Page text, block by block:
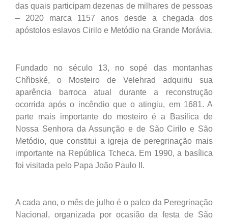
das quais participam dezenas de milhares de pessoas
– 2020 marca 1157 anos desde a chegada dos
apóstolos eslavos Cirilo e Metódio na Grande Morávia.
Fundado no século 13, no sopé das montanhas
Chřibské, o Mosteiro de Velehrad adquiriu sua
aparência barroca atual durante a reconstrução
ocorrida após o incêndio que o atingiu, em 1681. A
parte mais importante do mosteiro é a Basílica de
Nossa Senhora da Assunção e de São Cirilo e São
Metódio, que constitui a igreja de peregrinação mais
importante na República Tcheca. Em 1990, a basílica
foi visitada pelo Papa João Paulo II.
A cada ano, o mês de julho é o palco da Peregrinação
Nacional, organizada por ocasião da festa de São